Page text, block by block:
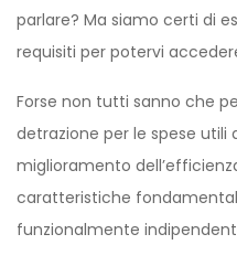
parlare? Ma siamo certi di
requisiti per potervi
Forse non tutti sanno che
detrazione per le spese utili
miglioramento
caratteristiche
funzionalmente